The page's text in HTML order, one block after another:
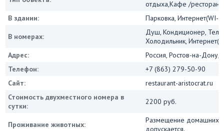
отдыха,Кафе /рестораны
В здании:
Парковка, Интернет(WI-
В номерах:
Душ, Кондиционер,
Холодильник,
Адрес:
Россия, Ростов-на-Дону,
Телефон:
+7 (863) 279-50-90
Сайт:
restaurant-aristocrat.ru
Стоимость двухместного номера в
сутки:
2200 руб.
Проживание животных:
Размещение домашних
допускается.